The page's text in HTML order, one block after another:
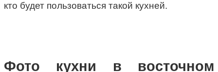
кто будет пользоваться такой кухней.
Фото кухни в восточном